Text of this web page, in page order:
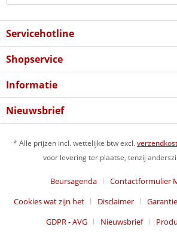
Servicehotline
Shopservice
Informatie
Nieuwsbrief
* Alle prijzen incl. wettelijke btw excl.
voor levering ter plaatse, tenzij
Beursagenda
Contactformulier
Cookies wat zijn het
Disclaimer
GDPR - AVG
Nieuwsbrief